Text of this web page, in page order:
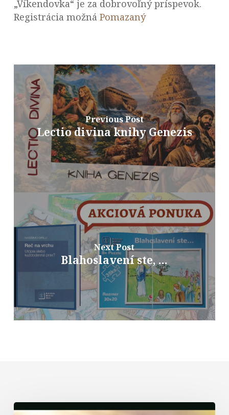
„Víkendovka“ je za dobrovoľný príspevok.
Registrácia možná Pomazaný
Previous Post
Lectio divina knihy Genezis
Next Post
Blahoslavení ste, ...
Biblická